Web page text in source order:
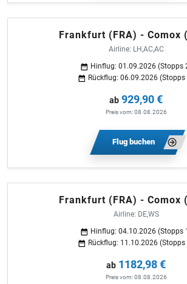
Frankfurt (FRA) - Comox
Airline: LH,AC,AC
Hinflug: 01.09.2026 (Stopps
Rückflug: 06.09.2026 (Stopps
ab 929,90 €
Preis vom: 08.08.2026
Flug buchen
Frankfurt (FRA) - Comox
Airline: DE,WS
Hinflug: 04.10.2026 (Stopps
Rückflug: 11.10.2026 (Stopps
ab 1182,98 €
Preis vom: 08.08.2026